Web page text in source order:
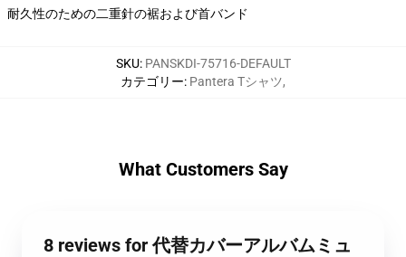
耐久性のための二重針の裾および首バンド
SKU: PANSKDI-75716-DEFAULT
カテゴリー: Pantera Tシャツ,
What Customers Say
8 reviews for 代替カバーアルバムミュ